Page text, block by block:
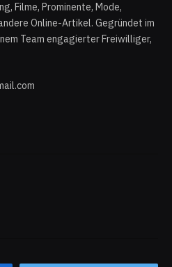
Filme, Prominente, Mode,
Online-Artikel. Gegründet im
Team engagierter Freiwilliger,